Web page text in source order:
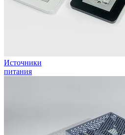
Источники
питания